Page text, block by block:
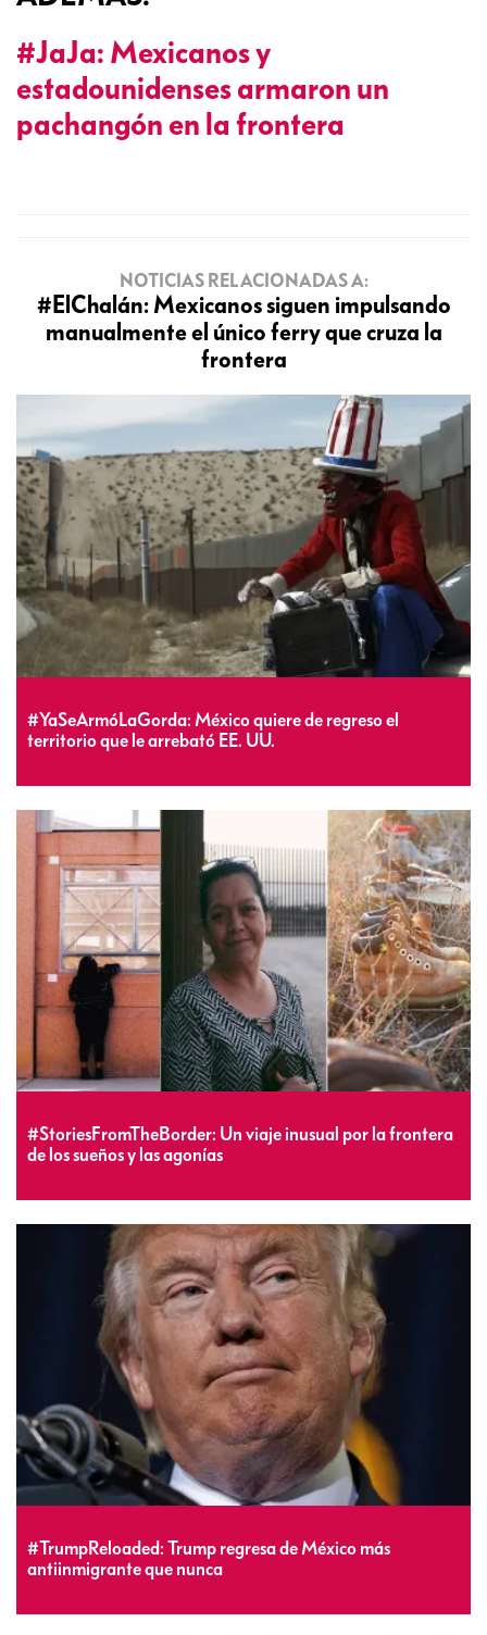
#JaJa: Mexicanos y
estadounidenses armaron un
pachangón en la frontera
NOTICIAS RELACIONADAS A:
#ElChalán: Mexicanos siguen impulsando
manualmente el único ferry que cruza la
frontera
#YaSeArmóLaGorda: México quiere de regreso el
territorio que le arrebató EE. UU.
#StoriesFromTheBorder: Un viaje inusual por la frontera
de los sueños y las agonías
#TrumpReloaded: Trump regresa de México más
antiinmigrante que nunca